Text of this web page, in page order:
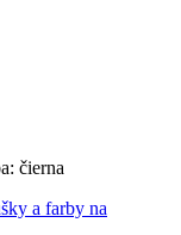
čierna
a farby na